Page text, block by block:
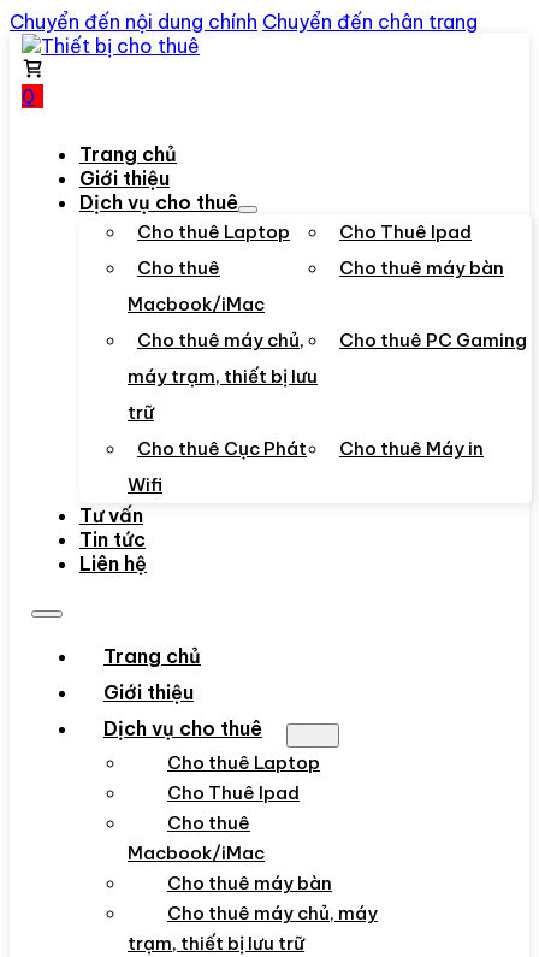
Chuyển đến nội dung chính Chuyển đến chân trang
0
Trang chủ
Giới thiệu
Dịch vụ cho thuê
Cho thuê Laptop
Cho Thuê Ipad
Cho thuê
Macbook/iMac
Cho thuê máy bàn
Cho thuê máy chủ,
máy trạm, thiết bị lưu
trữ
Cho thuê PC Gaming
Cho thuê Cục Phát
Wifi
Cho thuê Máy in
Tư vấn
Tin tức
Liên hệ
Trang chủ
Giới thiệu
Dịch vụ cho thuê
Cho thuê Laptop
Cho Thuê Ipad
Cho thuê
Macbook/iMac
Cho thuê máy bàn
Cho thuê máy chủ, máy
trạm, thiết bị lưu trữ